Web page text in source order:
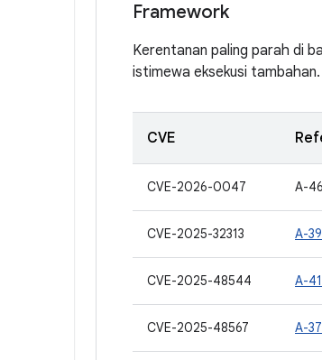
Framework
Kerentanan paling parah di
istimewa eksekusi
CVE
CVE-2026-0047 A-
CVE-2025-32313 A-
CVE-2025-48544 A-
CVE-2025-48567 A-